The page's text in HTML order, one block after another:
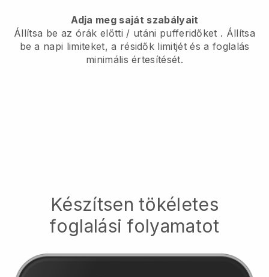
Adja meg saját szabályait
Állítsa be az órák előtti / utáni pufferidőket . Állítsa
be a napi limiteket, a résidők limitjét és a foglalás
minimális értesítését.
Készítsen tökéletes
foglalási folyamatot